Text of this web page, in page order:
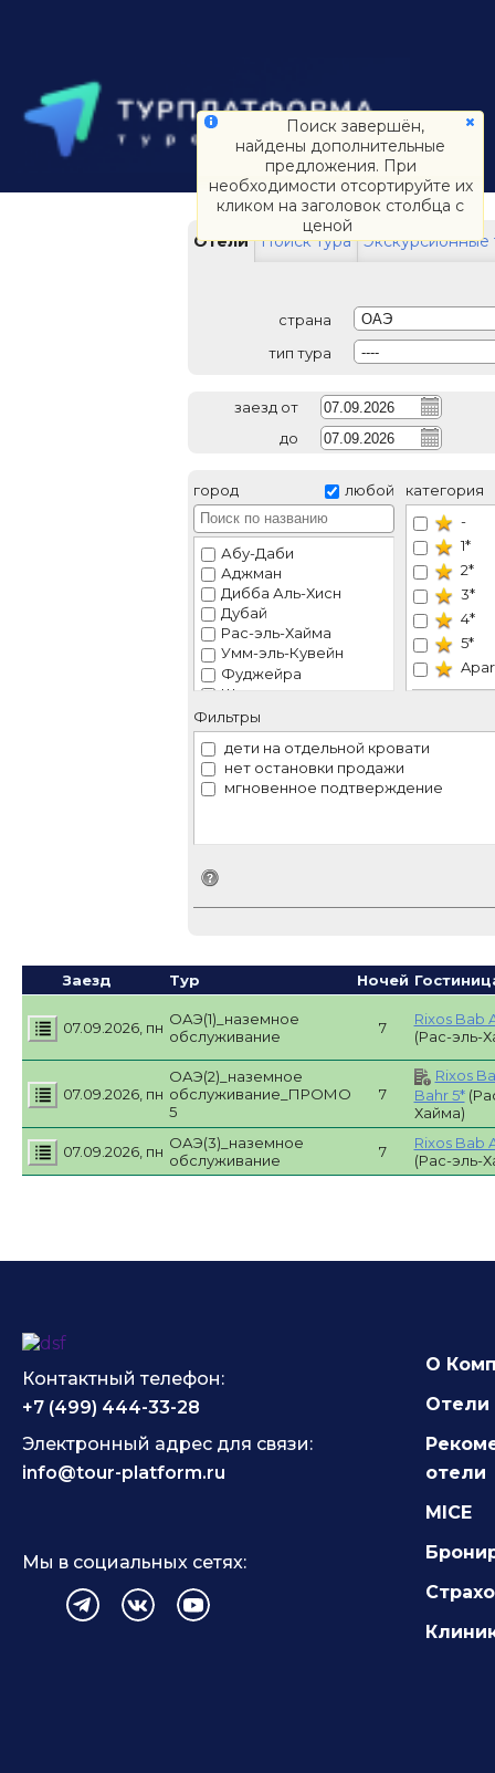
Отели Поиск тура Экскурсионные
страна
ОАЭ
тип тура
----
заезд от
до
город любой
Абу-Даби
Аджман
Дибба Аль-Хисн
Дубай
Рас-эль-Хайма
Умм-эль-Кувейн
Фуджейра
Шарджа
Эль-Айн
категория
-
1*
2*
3*
4*
5*
Фильтры
дети на отдельной кровати
нет остановки продажи
мгновенное подтверждение
Заезд Тур Ночей
07.09.2026, пн ОАЭ(1)_наземное
обслуживание
7
Rixos Bab
(Рас-эль-
07.09.2026, пн
ОАЭ(2)_наземное
обслуживание_ПРОМО
5
7
Rixos
Bahr 5*
Хайма)
07.09.2026, пн ОАЭ(3)_наземное
обслуживание
7
Rixos Bab
(Рас-эль-
Поиск завершён,
найдены дополнительные
предложения. При
необходимости отсортируйте их
кликом на заголовок столбца с
ценой
Контактный телефон:
+7 (499) 444-33-28
Электронный адрес для связи:
info@tour-platform.ru
Мы в социальных сетях:
О
Отели
отели
MICE